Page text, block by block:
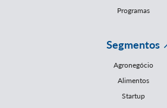
Programas
Segmentos
Agronegócio
Alimentos
Startup